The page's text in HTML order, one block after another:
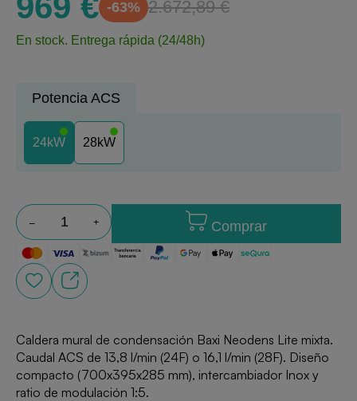
-63% 2.672,89 €
En stock. Entrega rápida (24/48h)
Potencia ACS
24kW 28kW
Comprar
Caldera mural de condensación Baxi Neodens Lite mixta.
Caudal ACS de 13,8 l/min (24F) o 16,1 l/min (28F). Diseño
compacto (700x395x285 mm), intercambiador Inox y
ratio de modulación 1:5.